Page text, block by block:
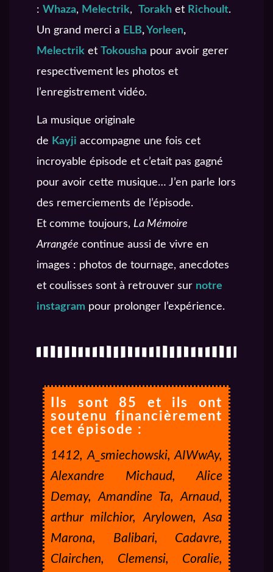
: Whaza, Melectrik, Torakh et Richoult.
Un grand merci a ELB,Yorleen,
Melectrik et Tokousha pour avoir gerer
respectivement les photos et
l’enregistrement vidéo.
La musique originale
de Kayji accompagne une fois cet
incroyable épisode et c’etait pas gagné
pour avoir cette musique… J’en parle lors
des remerciements de l’épisode.
Et comme toujours, La Mémoire
Arrangée continue aussi de vivre en
images : photos de tournage, anecdotes
et coulisses sont à retrouver sur notre
instagram pour prolonger l’expérience.
Ils sont 85 et ils ont
soutenu financièrement
cet épisode :
1412, A_smiechowski, AIWwAy,
Alexandre Michaud, Alice
Demay, Amandine Ta, Arnaud,
arthur milchior, Arylowen, Asa
Marona, Balibari, Cadavre,
Clairchen, Clemensi, Coralie,